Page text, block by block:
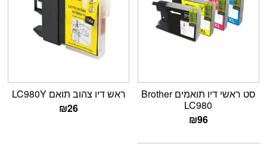
סט ראשי דיו תואמים Brother
LC980
₪96
ראש דיו צהוב תואם LC980Y
₪26